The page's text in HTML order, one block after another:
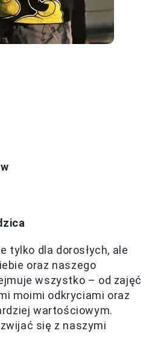
tylko dla dorosłych, ale
oraz naszego
wszystko – od zajęć
moimi odkryciami oraz
wartościowym.
się z naszymi